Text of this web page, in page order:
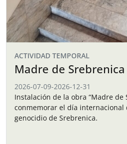
ACTIVIDAD TEMPORAL
Madre de Srebrenica
2026-07-09-2026-12-31
Instalación de la obra “Madre de
conmemorar el día internacional
genocidio de Srebrenica.